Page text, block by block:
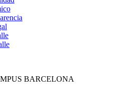
BARCELONA